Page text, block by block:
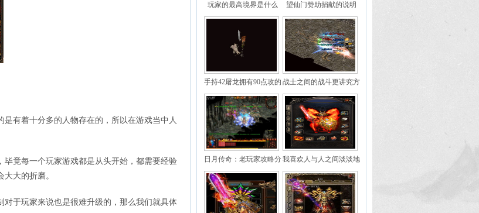
有着十分多的人物存在的，所以在游戏当中人
竟每一个玩家游戏都是从头开始，都需要经验
大的折磨。
于玩家来说也是很难升级的，那么我们就具体
玩家的最高境界是什么 望仙门赞助捐献的说明
手持42屠龙拥有90点攻的
新月第一战士阎罗王
战士之间的战斗更讲究方
式
日月传奇：老玩家攻略分
享如何快速获取经验活动
和任务是关键
我喜欢人与人之间淡淡地
相处